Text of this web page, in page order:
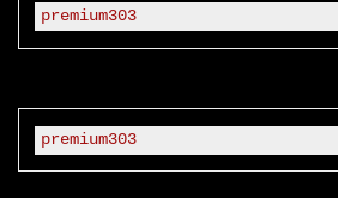
premium303
premium303